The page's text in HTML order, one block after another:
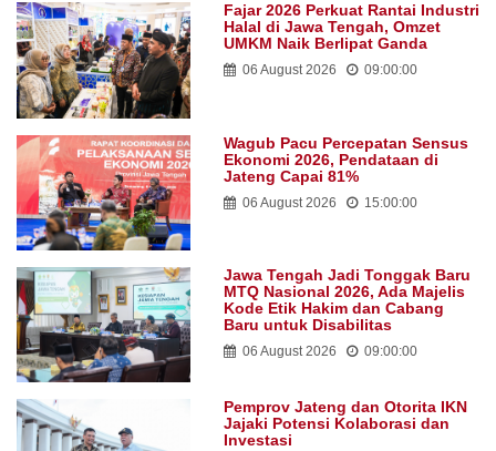
Fajar 2026 Perkuat Rantai Industri
Halal di Jawa Tengah, Omzet
UMKM Naik Berlipat Ganda
06 August 2026 09:00:00
Wagub Pacu Percepatan Sensus
Ekonomi 2026, Pendataan di
Jateng Capai 81%
06 August 2026 15:00:00
Jawa Tengah Jadi Tonggak Baru
MTQ Nasional 2026, Ada Majelis
Kode Etik Hakim dan Cabang
Baru untuk Disabilitas
06 August 2026 09:00:00
Pemprov Jateng dan Otorita IKN
Jajaki Potensi Kolaborasi dan
Investasi